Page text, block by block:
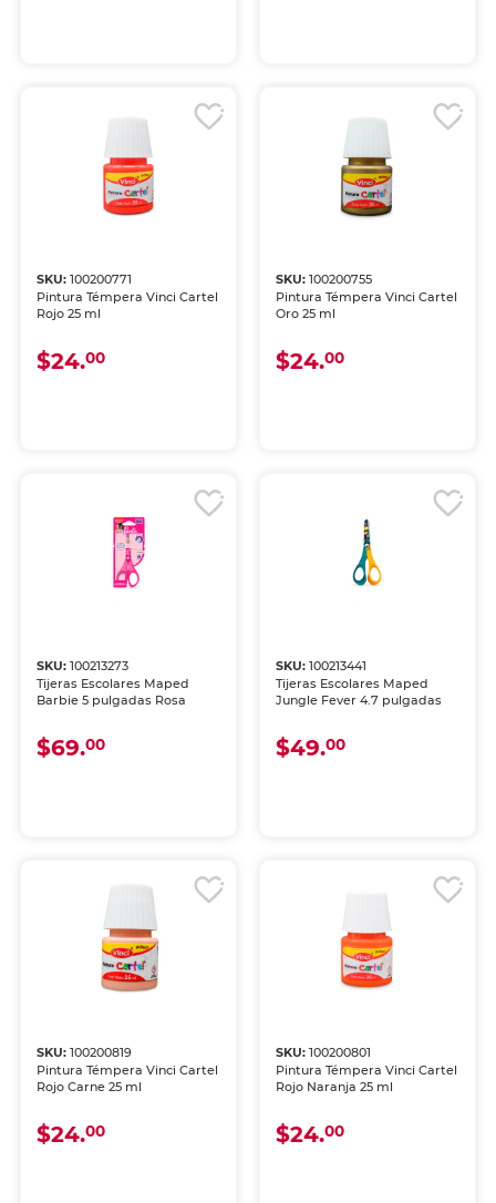
SKU:100200771
Pintura Témpera Vinci Cartel
Rojo 25 ml
$24.00
SKU: 100200755
Pintura Témpera Vinci Cartel
Oro 25 ml
$24.00
SKU:100213273
Tijeras Escolares Maped
Barbie 5 pulgadas Rosa
$69.00
SKU: 100213441
Tijeras Escolares Maped
Jungle Fever 4.7 pulgadas
$49.00
SKU:100200819
Pintura Témpera Vinci Cartel
Rojo Carne 25 ml
$24.00
SKU: 100200801
Pintura Témpera Vinci Cartel
Rojo Naranja 25 ml
$24.00